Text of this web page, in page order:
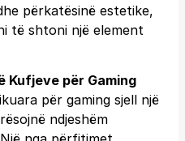
përkatësinë estetike,
të shtoni një element
Kufjeve për Gaming
për gaming sjell një
ndjeshëm